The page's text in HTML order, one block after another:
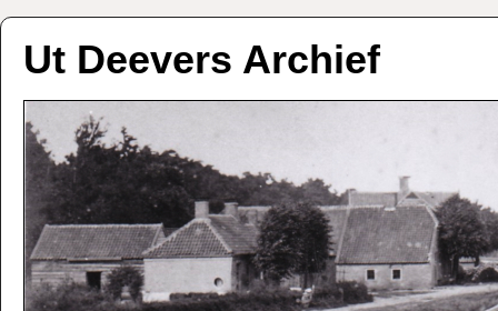
Ut Deevers Archief